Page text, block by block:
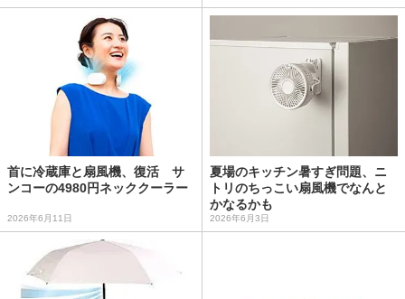
首に冷蔵庫と扇風機、復活 サ
ンコーの4980円ネッククーラー
2026年6月11日
夏場のキッチン暑すぎ問題、ニ
トリのちっこい扇風機でなんと
かなるかも
2026年6月3日